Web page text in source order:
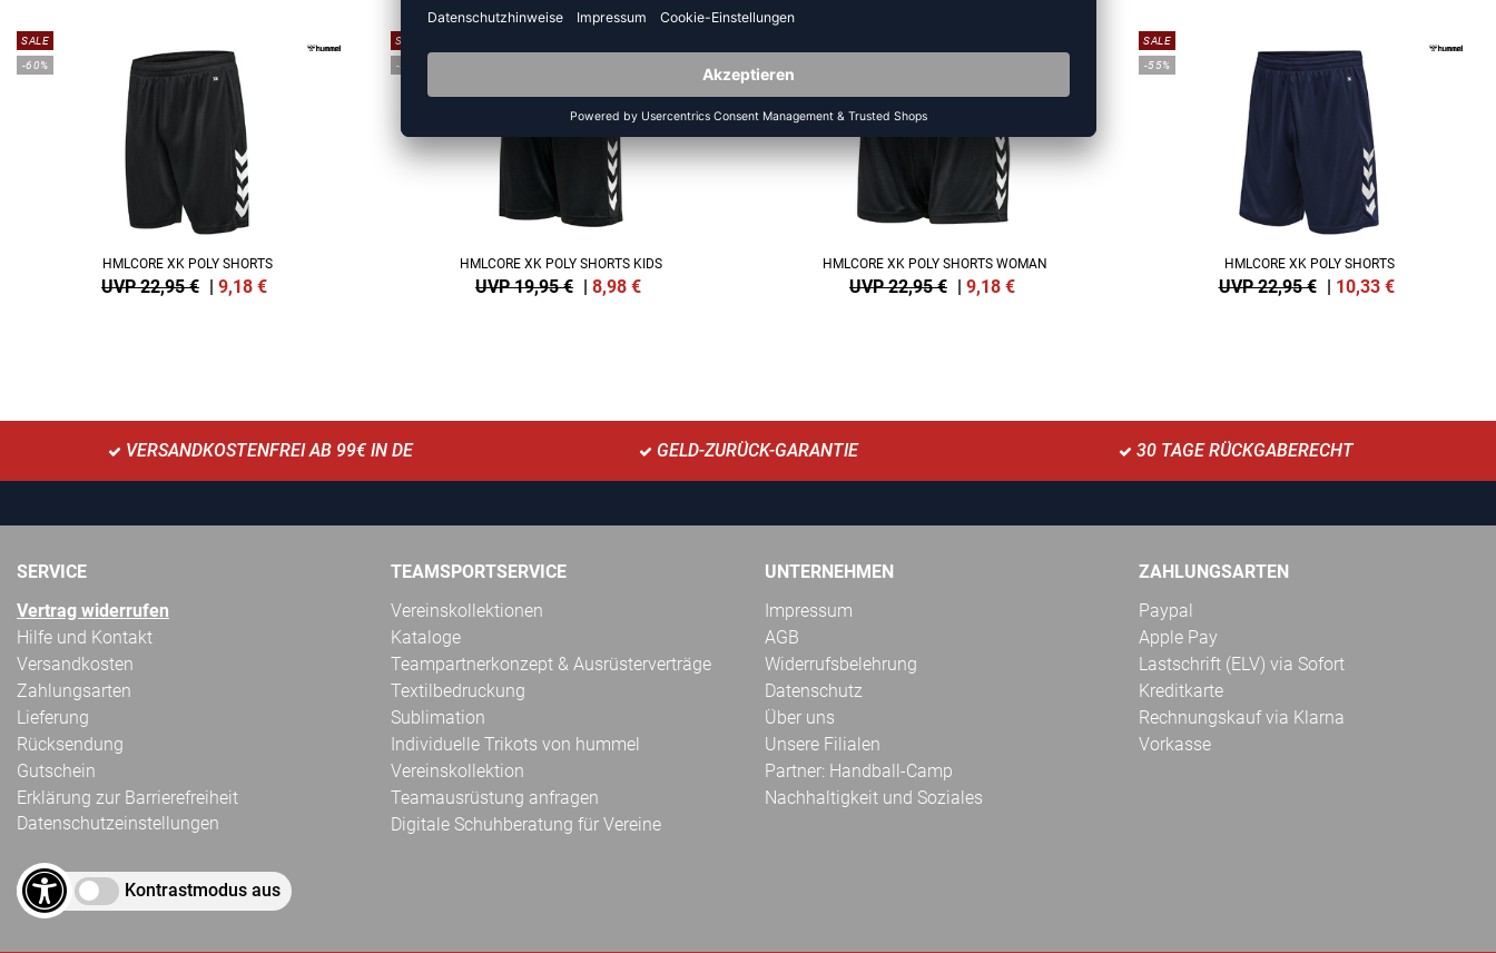
SALE
-60%
HMLCORE XK POLY SHORTS
UVP 22,95 € | 9,18 €
SALE
-55%
HMLCORE XK POLY SHORTS KIDS
UVP 19,95 € | 8,98 €
HMLCORE XK POLY SHORTS WOMAN
UVP 22,95 € | 9,18 €
SALE
-55%
HMLCORE XK POLY SHORTS
UVP 22,95 € | 10,33 €
VERSANDKOSTENFREI AB 99€ IN DE GELD-ZURÜCK-GARANTIE 30 TAGE RÜCKGABERECHT
SERVICE
Vertrag widerrufen
Hilfe und Kontakt
Versandkosten
Zahlungsarten
Lieferung
Rücksendung
Gutschein
Erklärung zur Barrierefreiheit
Datenschutzeinstellungen
Kontrastmodus aus
TEAMSPORTSERVICE
Vereinskollektionen
Kataloge
Teampartnerkonzept & Ausrüsterverträge
Textilbedruckung
Sublimation
Individuelle Trikots von hummel
Vereinskollektion
Teamausrüstung anfragen
Digitale Schuhberatung für Vereine
UNTERNEHMEN
Impressum
AGB
Widerrufsbelehrung
Datenschutz
Über uns
Unsere Filialen
Partner: Handball-Camp
Nachhaltigkeit und Soziales
ZAHLUNGSARTEN
Paypal
Apple Pay
Lastschrift (ELV) via Sofort
Kreditkarte
Rechnungskauf via Klarna
Vorkasse